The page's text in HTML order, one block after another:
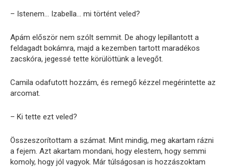
– Istenem… Izabella… mi történt veled?
Apám először nem szólt semmit. De ahogy lepillantott a
feldagadt bokámra, majd a kezemben tartott maradékos
zacskóra, jegessé tette körülöttünk a levegőt.
Camila odafutott hozzám, és remegő kézzel megérintette az
arcomat.
– Ki tette ezt veled?
Összeszorítottam a számat. Mint mindig, meg akartam rázni
a fejem. Azt akartam mondani, hogy elestem, hogy semmi
komoly, hogy jól vagyok. Már túlságosan is hozzászoktam